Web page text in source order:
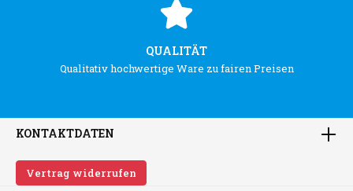
QUALITÄT
Qualitativ hochwertige Ware zu fairen Preisen
KONTAKTDATEN
Vertrag widerrufen